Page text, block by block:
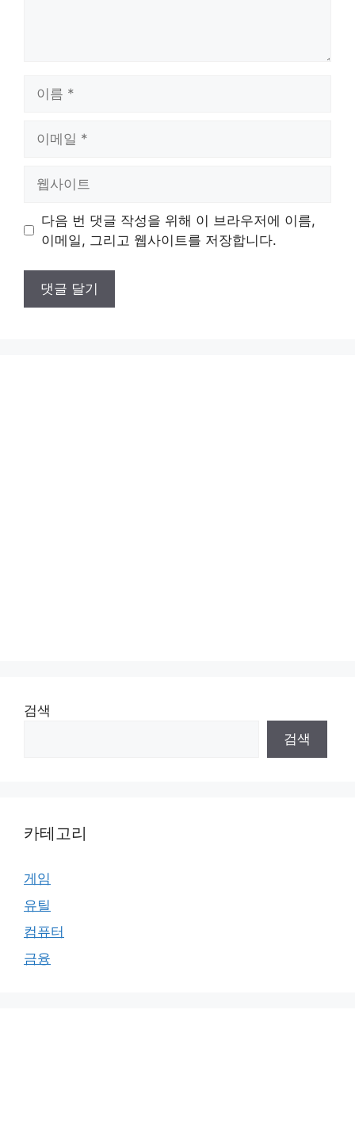
트
다음 번 댓글 작성을 위해 이 브라우저에 이름,
이메일, 그리고 웹사이트를 저장합니다.
검색
검색
카테고리
게임
유틸
컴퓨터
금융